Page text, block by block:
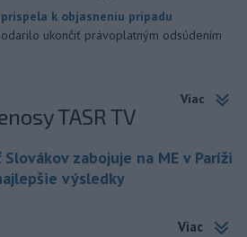
k objasneniu prípadu
ukončiť právoplatným odsúdením
Viac
TASR TV
Slovákov zabojuje na ME v Paríži
výsledky
Viac